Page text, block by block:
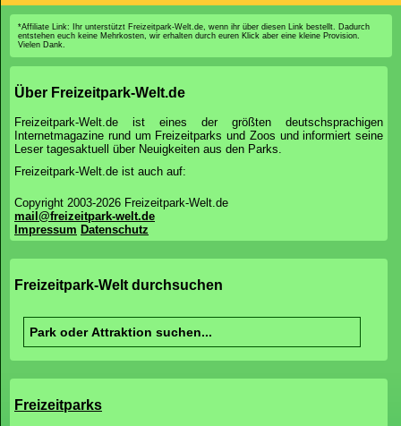
Tyfonens Øje
Zero Gravity
*Affiliate Link: Ihr unterstützt Freizeitpark-Welt.de, wenn ihr über diesen Link bestellt. Dadurch
entstehen euch keine Mehrkosten, wir erhalten durch euren Klick aber eine kleine Provision.
Vielen Dank.
Über Freizeitpark-Welt.de
Freizeitpark-Welt.de ist eines der größten deutschsprachigen
Internetmagazine rund um Freizeitparks und Zoos und informiert seine
Leser tagesaktuell über Neuigkeiten aus den Parks.
Freizeitpark-Welt.de ist auch auf:
Copyright 2003-2026 Freizeitpark-Welt.de
mail@freizeitpark-welt.de
Impressum Datenschutz
Freizeitpark-Welt durchsuchen
Freizeitparks